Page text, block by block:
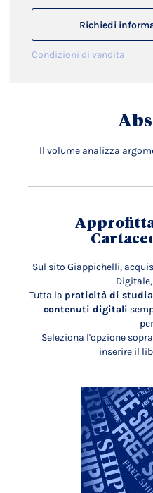
Richiedi
Condizioni di vendita
Il volume analizza
Sul sito Giappichelli,
Digitale,
Tutta la praticità di
contenuti digitali
Seleziona l'opzione
inserire il